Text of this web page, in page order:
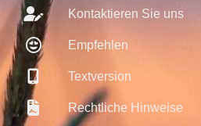
Kontaktieren Sie uns
Empfehlen
Textversion
Rechtliche Hinweise